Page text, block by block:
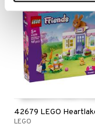
LEGO